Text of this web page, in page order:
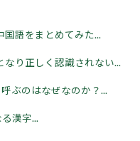
語をまとめてみた...
り正しく認識されない...
ぶのはなぜなのか？...
漢字...